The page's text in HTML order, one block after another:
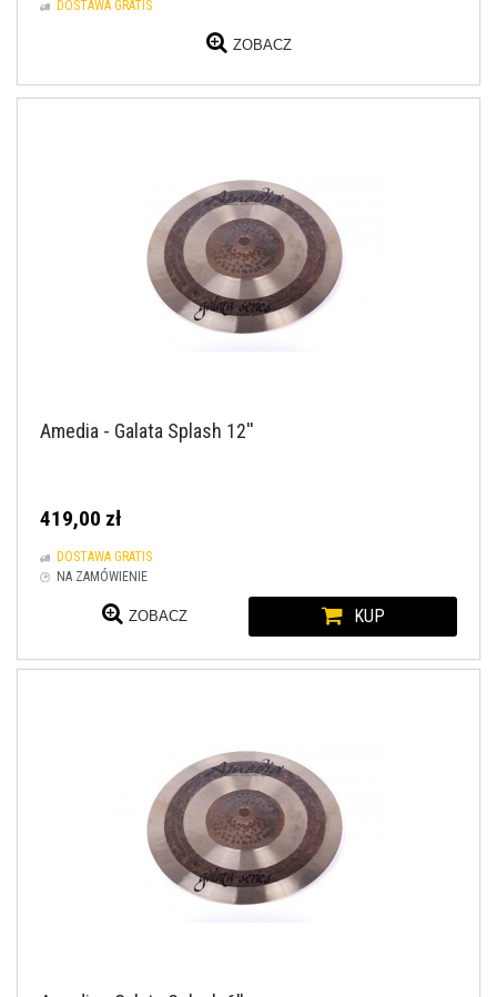
DOSTAWA GRATIS
ZOBACZ
Amedia - Galata Splash 12''
419,00 zł
DOSTAWA GRATIS
NA ZAMÓWIENIE
ZOBACZ KUP